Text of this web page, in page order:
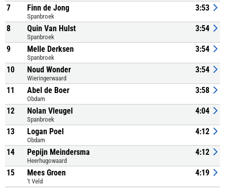
7 Finn de Jong
Spanbroek
3:53
8 Quin Van Hulst
Spanbroek
3:54
9 Melle Derksen
Spanbroek
3:54
10 Noud Wonder
Wieringerwaard
3:54
11 Abel de Boer
Obdam
3:58
12 Nolan Vleugel
Spanbroek
4:04
13 Logan Poel
Obdam
4:12
14 Pepijn Meindersma
Heerhugowaard
4:12
15 Mees Groen
't Veld
4:19